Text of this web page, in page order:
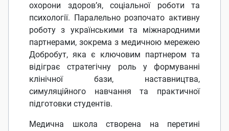
охорони здоров’я, соціальної роботи та
психології. Паралельно розпочато активну
роботу з українськими та міжнародними
партнерами, зокрема з медичною мережею
Добробут, яка є ключовим партнером та
відіграє стратегічну роль у формуванні
клінічної бази, наставництва,
симуляційного навчання та практичної
підготовки студентів.
Медична школа створена на перетині